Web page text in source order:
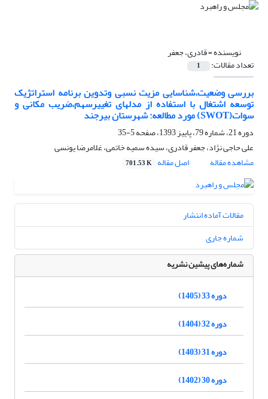
نویسنده =قادری، جعفر
تعداد مقالات: 1
بررسی وضعیت،شناسایی مزیت نسبی وتدوین برنامه استراتژیک
توسعه اشتغال با استفاده از مدلهای تغییرسهم،ضریب مکانی و
سوات(SWOT) مورد مطالعه: شهرستان بیرجند
دوره 21، شماره 79، پاییز 1393، صفحه
5-35
علی حاجی نژاد، جعفر قادری، سیده سمیه خاتمی، غلامرضا یونسی
مشاهده مقاله
اصل مقاله 701.53 K
مقالات آماده انتشار
شماره جاری
شماره‌های پیشین نشریه
دوره 33 (1405)
دوره 32 (1404)
دوره 31 (1403)
دوره 30 (1402)